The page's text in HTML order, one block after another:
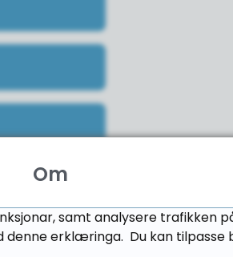
Om
samt analysere trafikken
erklæringa. Du kan tilpasse